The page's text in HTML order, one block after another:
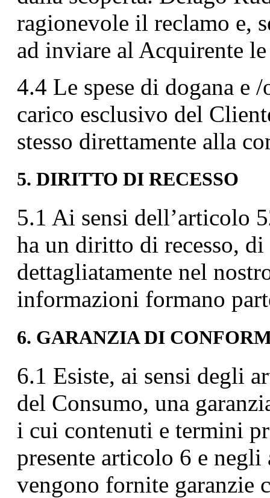
ragionevole il reclamo e,
ad inviare al Acquirente
4.4 Le spese di dogana e
carico esclusivo del
stesso direttamente alla
5. DIRITTO DI RECESSO
5.1 Ai sensi dell’articolo
ha un diritto di recesso,
dettagliatamente nel
informazioni formano
6. GARANZIA DI
6.1 Esiste, ai sensi degli
del Consumo, una
i cui contenuti e termini
presente articolo 6 e
vengono fornite garanzie